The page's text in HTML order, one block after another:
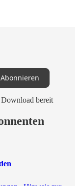
Abonnieren
bereit